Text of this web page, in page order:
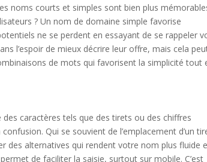
noms courts et simples sont bien plus
? Un nom de domaine simple favorise
ne se perdent en essayant de se rappeler
l’espoir de mieux décrire leur offre, mais cela
de mots qui favorisent la simplicité tout
caractères tels que des tirets ou des chiffres
Qui se souvient de l’emplacement d’un
des alternatives qui rendent votre nom plus fluide
de faciliter la saisie, surtout sur mobile. C’est